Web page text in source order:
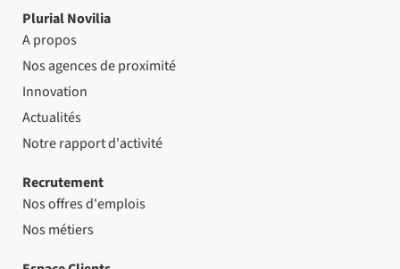
Plurial Novilia
A propos
Nos agences de proximité
Innovation
Actualités
Notre rapport d'activité
Recrutement
Nos offres d'emplois
Nos métiers